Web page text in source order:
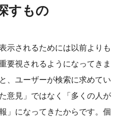
すもの
示されるためには以前よりも
要視されるようになってきま
、ユーザーが検索に求めてい
意見」ではなく「多くの人が
」になってきたからです。個